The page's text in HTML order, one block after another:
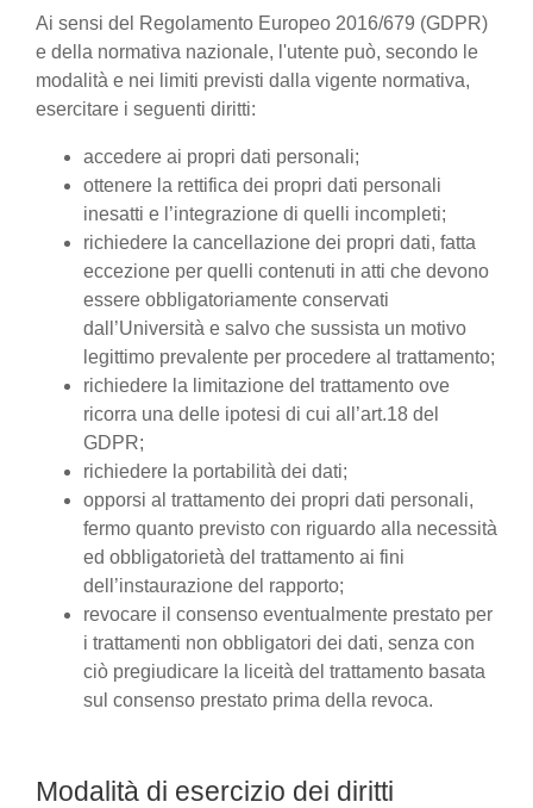
Ai sensi del Regolamento Europeo 2016/679 (GDPR)
e della normativa nazionale, l'utente può, secondo le
modalità e nei limiti previsti dalla vigente normativa,
esercitare i seguenti diritti:
accedere ai propri dati personali;
ottenere la rettifica dei propri dati personali
inesatti e l’integrazione di quelli incompleti;
richiedere la cancellazione dei propri dati, fatta
eccezione per quelli contenuti in atti che devono
essere obbligatoriamente conservati
dall’Università e salvo che sussista un motivo
legittimo prevalente per procedere al trattamento;
richiedere la limitazione del trattamento ove
ricorra una delle ipotesi di cui all’art.18 del
GDPR;
richiedere la portabilità dei dati;
opporsi al trattamento dei propri dati personali,
fermo quanto previsto con riguardo alla necessità
ed obbligatorietà del trattamento ai fini
dell’instaurazione del rapporto;
revocare il consenso eventualmente prestato per
i trattamenti non obbligatori dei dati, senza con
ciò pregiudicare la liceità del trattamento basata
sul consenso prestato prima della revoca.
Modalità di esercizio dei diritti